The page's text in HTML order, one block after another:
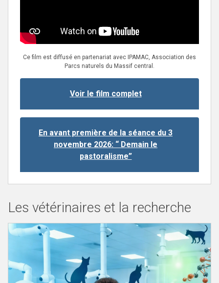
Ce film est diffusé en partenariat avec IPAMAC, Association des
Parcs naturels du Massif central.
Voir le film complet
En avant première de la séance du 3
novembre 2026: “ Demain le
pastoralisme”
Les vétérinaires et la recherche